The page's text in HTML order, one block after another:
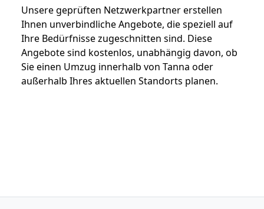
Unsere geprüften Netzwerkpartner erstellen
Ihnen unverbindliche Angebote, die speziell auf
Ihre Bedürfnisse zugeschnitten sind. Diese
Angebote sind kostenlos, unabhängig davon, ob
Sie einen Umzug innerhalb von Tanna oder
außerhalb Ihres aktuellen Standorts planen.